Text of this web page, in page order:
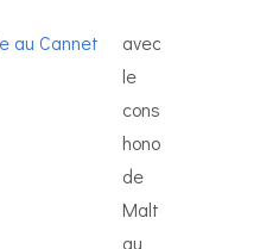
avec
le
consul
honoraire
de
Malte
au